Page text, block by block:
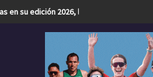
su edición 2026, la más numerosa